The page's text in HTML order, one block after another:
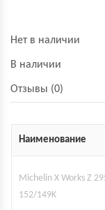
Нет в наличии
В наличии
Отзывы (0)
Наименование
Michelin X Works Z
152/149K